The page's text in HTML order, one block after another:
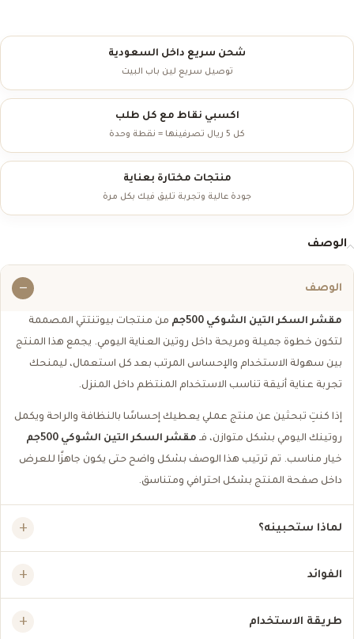
شحن سريع داخل السعودية
توصيل سريع لين باب البيت
اكسبي نقاط مع كل طلب
كل 5 ريال تصرفينها = نقطة وحدة
منتجات مختارة بعناية
جودة عالية وتجربة تليق فيك بكل مرة
الوصف
الوصف
مقشر السكر التين الشوكي 500جم
من منتجات بيوتنتتي المصممة
لتكون خطوة جميلة ومريحة داخل روتين العناية اليومي. يجمع هذا المنتج
بين سهولة الاستخدام والإحساس المرتب بعد كل استعمال، ليمنحك
تجربة عناية أنيقة تناسب الاستخدام المنتظم داخل المنزل.
إذا كنتِ تبحثين عن منتج عملي يعطيك إحساسًا بالنظافة والراحة ويكمل
روتينك اليومي بشكل متوازن، فـ مقشر السكر التين الشوكي 500جم
خيار مناسب. تم ترتيب هذا الوصف بشكل واضح حتى يكون جاهزًا للعرض
داخل صفحة المنتج بشكل احترافي ومتناسق.
لماذا ستحبينه؟
الفوائد
طريقة الاستخدام